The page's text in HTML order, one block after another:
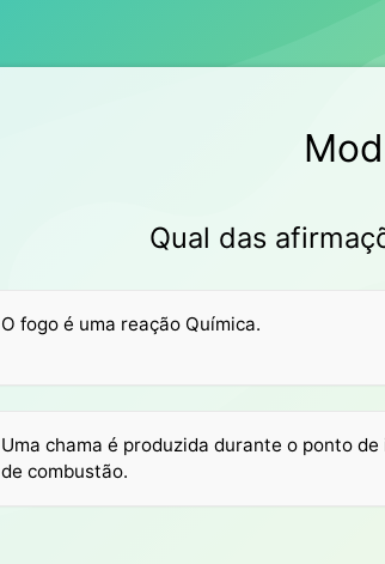
Qual das
O fogo é uma reação Química.
Uma chama é produzida durante o ponto
de combustão.